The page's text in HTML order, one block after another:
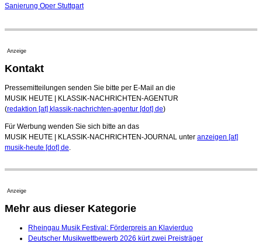
Sanierung Oper Stuttgart
Anzeige
Kontakt
Pressemitteilungen senden Sie bitte per E-Mail an die
MUSIK HEUTE | KLASSIK-NACHRICHTEN-AGENTUR
(redaktion [at] klassik-nachrichten-agentur [dot] de)
Für Werbung wenden Sie sich bitte an das
MUSIK HEUTE | KLASSIK-NACHRICHTEN-JOURNAL unter anzeigen [at]
musik-heute [dot] de
Anzeige
Mehr aus dieser Kategorie
Rheingau Musik Festival: Förderpreis an Klavierduo
Deutscher Musikwettbewerb 2026 kürt zwei Preisträger